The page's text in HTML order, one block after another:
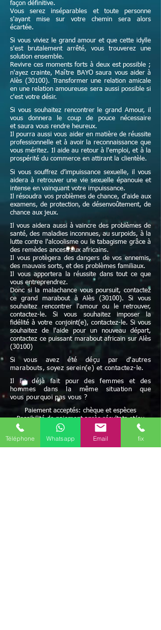
façon définitive.
Vous serez inséparables et toute personne
s'ayant mise sur votre chemin sera alors
écartée.
Si vous viviez le grand amour et que cette idylle
s'est brutalement arrêté, vous trouverez une
solution ensemble.
Revivre ces moments forts à deux est possible ;
n'ayez crainte,
Maître BAYO saura vous aider à
Alès (30100). Transformer une relation amicale
en une relation amoureuse sera aussi possible si
c'est votre désir.
Si vous souhaitez rencontrer le grand Amour, il
vous donnera le coup de pouce nécessaire
et saura vous rendre heureux.
Il pourra aussi vous aider en matière de réussite
professionnelle et à avoir la reconnaissance que
vous méritez. Il aide au retour à l'emploi, et à la
prospérité du commerce en attirant la clientèle.
Si vous souffrez d’impuissance sexuelle, il vous
aidera à retrouver une vie sexuelle épanouie et
intense en vainquant votre impuissance.
Il résoudra vos problèmes de chance, d'aide aux
examens, de protection, de désenvoûtement, de
chance aux jeux.
Il vous aidera aussi à vaincre des problèmes de
santé, des maladies inconnues, au surpoids, à la
lutte contre l'alcoolisme ou le tabagisme grâce à
des remèdes ancestraux africains.
Il vous protègera des dangers de vos ennemis,
des mauvais sorts, et des problèmes familiaux.
Il vous apportera la réussite dans tout ce que
vous entreprendrez.
Donc si la malachance vous poursuit, contactez
ce grand marabout à Alès (30100). Si vous
souhaitez rencontrer l'amour ou le retrouver,
contactez-le. Si vous souhaitez imposer la
fidélité à votre conjoint(e), contactez-le. Si vous
souhaitez de l'aide pour un nouveau départ,
contactez ce puissant marabout africain sur Alès
(30100)
Si vous avez été déçu par d'autres
marabouts, soyez serein(e) et contactez-le.
Il l'a déjà fait pour des femmes et des
hommes dans la même situation que
vous pourquoi pas vous ?
Paiement acceptés: chèque et espèces
Possibilité de paiement après résultats et/ou
facilités de paiement
Avec Maître Bayo vous bénéficiez d'une écoute
attentive à vos besoins
Téléphone Whatsapp Email fix